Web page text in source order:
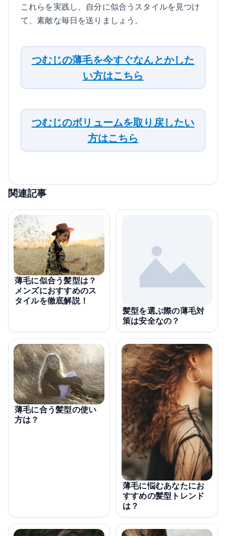
これらを実践し、自分に似合うスタイルを見つけ
て、素敵な毎日を送りましょう。
つむじの薄毛を今すぐなんとかした
い方はこちら
つむじのボリュームを取り戻したい
方はこちら
関連記事
薄毛に似合う髪型は？
メンズにおすすめのス
タイルを徹底解説！
髪型を選ぶ際の薄毛対
策は安全なの？
薄毛に合う髪型の使い
方は？
薄毛に悩むあなたにお
すすめの髪型トレンド
は？